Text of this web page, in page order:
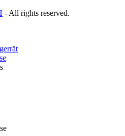
- All rights reserved.